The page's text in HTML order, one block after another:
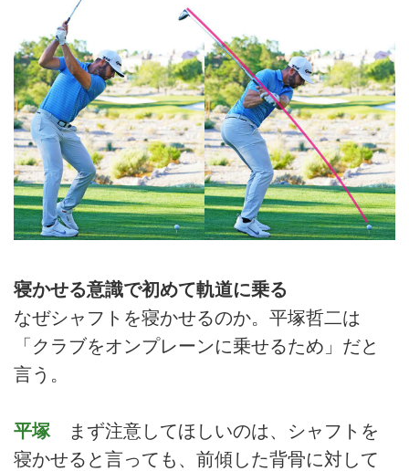
寝かせる意識で初めて軌道に乗る
なぜシャフトを寝かせるのか。平塚哲二は
「クラブをオンプレーンに乗せるため」だと
言う。
平塚まず注意してほしいのは、シャフトを
寝かせると言っても、前傾した背骨に対して